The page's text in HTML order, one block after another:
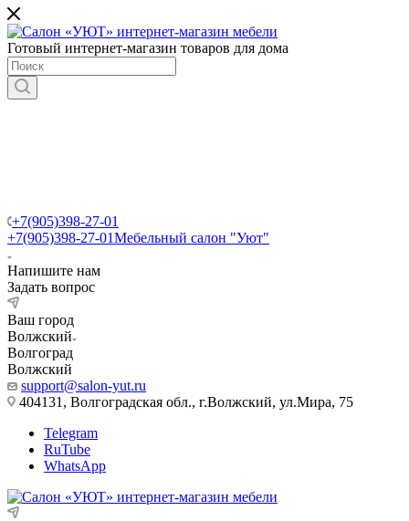
Готовый интернет-магазин товаров для дома
+7(905)398-27-01
+7(905)398-27-01Мебельный салон "Уют"
Напишите нам
Задать вопрос
Ваш город
Волжский
Волгоград
Волжский
support@salon-yut.ru
404131, Волгоградская обл., г.Волжский, ул.Мира, 75
Telegram
RuTube
WhatsApp